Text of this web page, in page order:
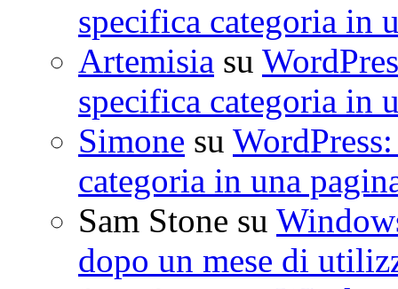
specifica categoria in
Artemisia su
specifica categoria in
Simone su
categoria in una
Sam Stone su
dopo un mese di